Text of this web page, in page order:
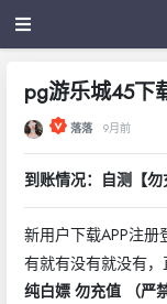
pg游乐城45下
落落
9月前
到账情况：自测【勿
新用户下载APP注
有就有没有就没有
纯白嫖 勿充值 （严